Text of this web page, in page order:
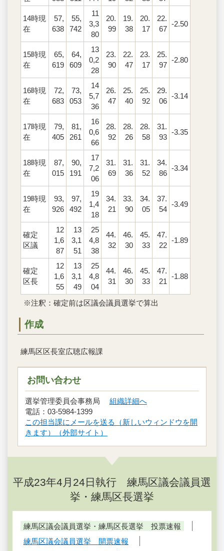
14時現
在
57,
638
55,
742
11
3,3
80
20.
99
19.
38
20.
17
22.
67
-2.50
15時現
在
65,
619
64,
609
13
0,2
28
23.
90
22.
47
23.
17
25.
97
-2.80
16時現
在
72,
683
73,
053
14
5,7
36
26.
47
25.
40
25.
92
29.
06
-3.14
17時現
在
79,
405
81,
261
16
0,6
66
28.
92
28.
26
28.
58
31.
93
-3.35
18時現
在
87,
015
90,
191
17
7,2
06
31.
69
31.
36
31.
52
34.
86
-3.34
19時現
在
93,
926
97,
492
19
1,4
18
34.
21
33.
90
34.
05
37.
54
-3.49
確定
区議
12
1,6
87
13
3,1
51
25
4,8
38
44.
32
46.
30
45.
33
47.
22
-1.89
確定
区長
12
1,6
55
13
3,1
49
25
4,8
04
44.
31
46.
30
45.
33
47.
21
-1.88
※注釈：確定前は区議会議員選挙で算出
作成
練馬区区長室広聴広報課
お問い合わせ
選挙管理委員会事務局 組織詳細へ
電話：03-5984-1399
この担当課にメールを送る（新しいウィンドウを開
きます）（外部サイト）
平成23年4月24日執行 練馬区議会議員選
挙・練馬区長選挙
練馬区議会議員選挙・練馬区長選挙 投票速報
練馬区議会議員選挙 開票速報